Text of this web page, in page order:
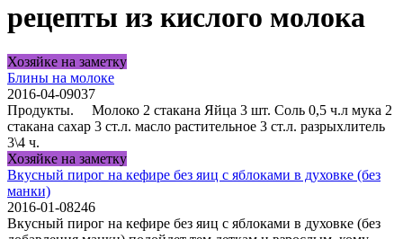
рецепты из кислого молока
Хозяйке на заметку
Блины на молоке
2016-04-09037
Продукты. Молоко 2 стакана Яйца 3 шт. Соль 0,5 ч.л мука 2
стакана сахар 3 ст.л. масло растительное 3 ст.л. разрыхлитель
3\4 ч.
Хозяйке на заметку
Вкусный пирог на кефире без яиц с яблоками в духовке (без
манки)
2016-01-08246
Вкусный пирог на кефире без яиц с яблоками в духовке (без